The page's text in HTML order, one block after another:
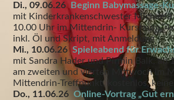
Di., 09.06.26 Beginn Babymassage-
mit Kinderkrankenschwester Michaela
10.00 Uhr im Mittendrin- Kursraum,
inkl. Öl und Skript, mit Anmeldung
Mi., 10.06.26Spieleabend für
mit Sandra Hader und Pirmin Balk, ab
am zweiten und vierten Mittwoch im
Mittendrin-Treffpunkt, kostenlos,
Do., 11.06.26Online-Vortrag „Gut